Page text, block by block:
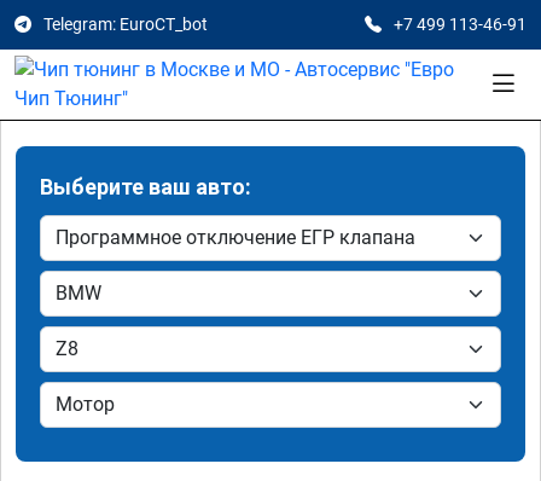
Telegram: EuroCT_bot +7 499 113-46-91
Выберите ваш авто: